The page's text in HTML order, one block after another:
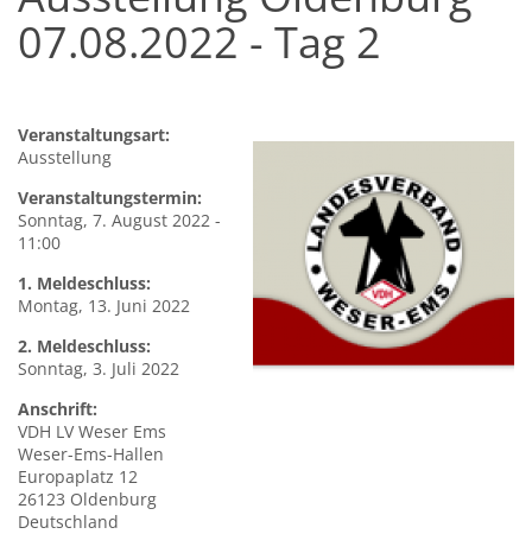
07.08.2022 - Tag 2
Veranstaltungsart:
Ausstellung
Veranstaltungstermin:
Sonntag, 7. August 2022 -
11:00
1. Meldeschluss:
Montag, 13. Juni 2022
2. Meldeschluss:
Sonntag, 3. Juli 2022
Anschrift:
VDH LV Weser Ems
Weser-Ems-Hallen
Europaplatz 12
26123 Oldenburg
Deutschland